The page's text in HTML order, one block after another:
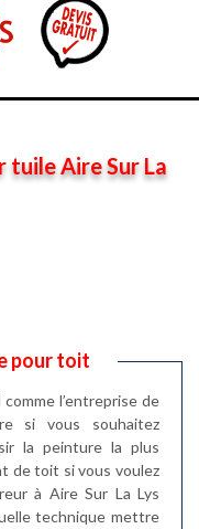
tuile Aire Sur La
pour toit
l’entreprise de
si vous souhaitez
la peinture la plus
de toit si vous voulez
à Aire Sur La Lys
technique mettre